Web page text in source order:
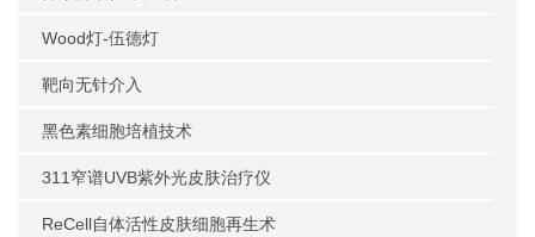
Wood灯-伍德灯
靶向无针介入
黑色素细胞培植技术
311窄谱UVB紫外光皮肤治疗仪
ReCell自体活性皮肤细胞再生术